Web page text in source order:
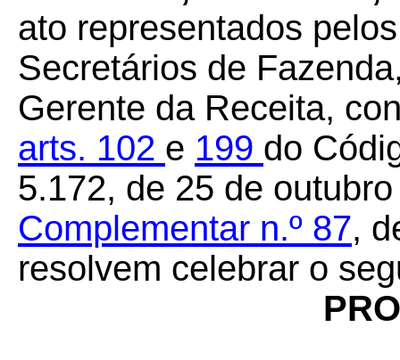
ato representados
Secretários de
Gerente da Receita,
arts. 102 e 199 do
5.172, de 25 de
Complementar n.º 87,
resolvem celebrar o